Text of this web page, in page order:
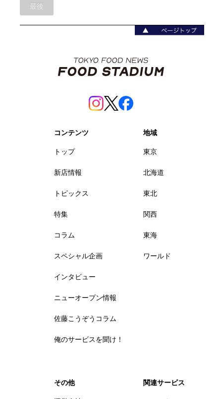
最後
コンテンツ
トップ
新店情報
トピックス
特集
コラム
スペシャル企画
インタビュー
ニューオープン情報
佐藤こうぞうコラム
俺のサービスを聞け！
地域
東京
北海道
東北
関西
東海
ワールド
その他
関連サービス